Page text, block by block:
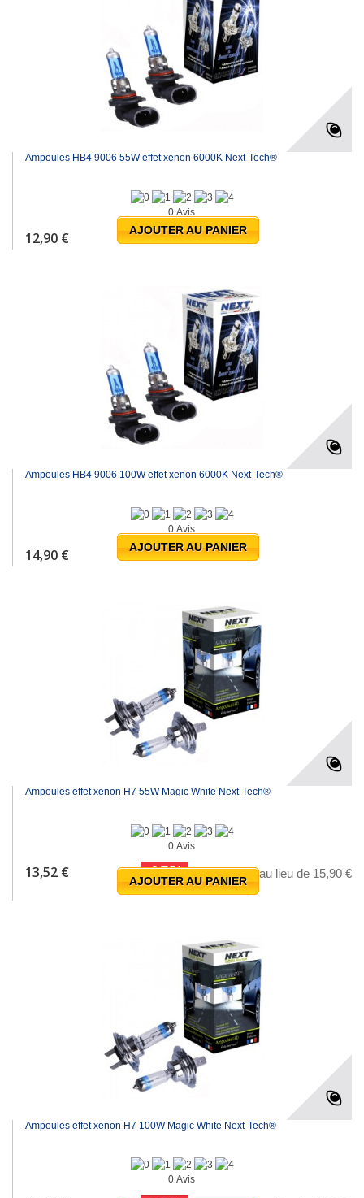
Ampoules HB4 9006 55W effet xenon 6000K Next-Tech®
0 Avis
12,90 € AJOUTER AU PANIER
Ampoules HB4 9006 100W effet xenon 6000K Next-Tech®
0 Avis
14,90 € AJOUTER AU PANIER
Ampoules effet xenon H7 55W Magic White Next-Tech®
0 Avis
13,52 € au lieu de 15,90 €
-15%
AJOUTER AU PANIER
Ampoules effet xenon H7 100W Magic White Next-Tech®
0 Avis